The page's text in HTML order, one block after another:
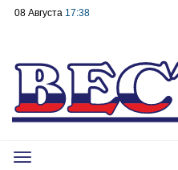
08 Августа 17:38
Toggle